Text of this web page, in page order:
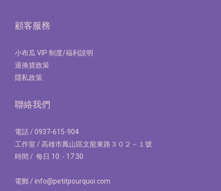
顧客服務
小布瓜 VIP 制度/福利說明
退換貨政策
隱私政策
聯絡我們
電話 / 0937-615-904
工作室 / 高雄市鳳山區文龍東路３０２－１號
時間 / 每日 10: - 17:30
電郵 / info@petitpourquoi.com